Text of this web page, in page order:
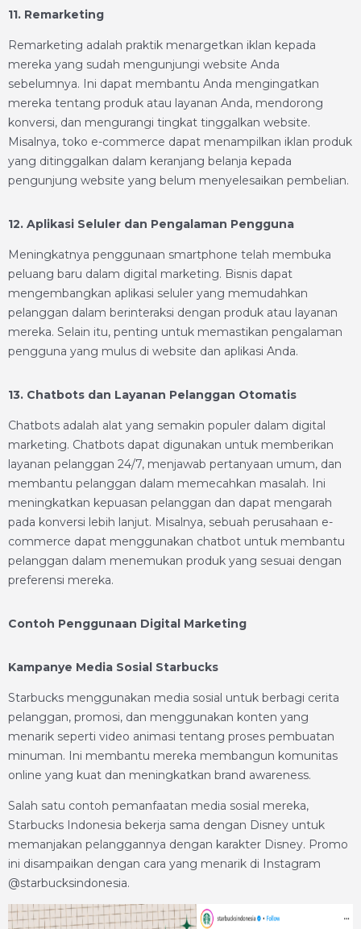
11. Remarketing
Remarketing adalah praktik menargetkan iklan kepada
mereka yang sudah mengunjungi website Anda
sebelumnya. Ini dapat membantu Anda mengingatkan
mereka tentang produk atau layanan Anda, mendorong
konversi, dan mengurangi tingkat tinggalkan website.
Misalnya, toko e-commerce dapat menampilkan iklan produk
yang ditinggalkan dalam keranjang belanja kepada
pengunjung website yang belum menyelesaikan pembelian.
12. Aplikasi Seluler dan Pengalaman Pengguna
Meningkatnya penggunaan smartphone telah membuka
peluang baru dalam digital marketing. Bisnis dapat
mengembangkan aplikasi seluler yang memudahkan
pelanggan dalam berinteraksi dengan produk atau layanan
mereka. Selain itu, penting untuk memastikan pengalaman
pengguna yang mulus di website dan aplikasi Anda.
13. Chatbots dan Layanan Pelanggan Otomatis
Chatbots adalah alat yang semakin populer dalam digital
marketing. Chatbots dapat digunakan untuk memberikan
layanan pelanggan 24/7, menjawab pertanyaan umum, dan
membantu pelanggan dalam memecahkan masalah. Ini
meningkatkan kepuasan pelanggan dan dapat mengarah
pada konversi lebih lanjut. Misalnya, sebuah perusahaan e-
commerce dapat menggunakan chatbot untuk membantu
pelanggan dalam menemukan produk yang sesuai dengan
preferensi mereka.
Contoh Penggunaan Digital Marketing
Kampanye Media Sosial Starbucks
Starbucks menggunakan media sosial untuk berbagi cerita
pelanggan, promosi, dan menggunakan konten yang
menarik seperti video animasi tentang proses pembuatan
minuman. Ini membantu mereka membangun komunitas
online yang kuat dan meningkatkan brand awareness.
Salah satu contoh pemanfaatan media sosial mereka,
Starbucks Indonesia bekerja sama dengan Disney untuk
memanjakan pelanggannya dengan karakter Disney. Promo
ini disampaikan dengan cara yang menarik di Instagram
@starbucksindonesia.